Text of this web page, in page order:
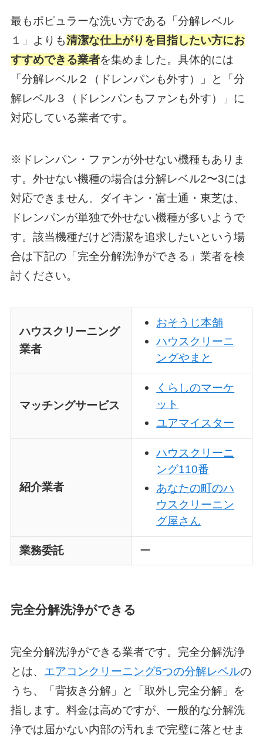
最もポピュラーな洗い方である「分解レベル
１」よりも清潔な仕上がりを目指したい方にお
すすめできる業者を集めました。具体的には
「分解レベル２（ドレンパンも外す）」と「分
解レベル３（ドレンパンもファンも外す）」に
対応している業者です。
※ドレンパン・ファンが外せない機種もありま
す。外せない機種の場合は分解レベル2〜3には
対応できません。ダイキン・富士通・東芝は、
ドレンパンが単独で外せない機種が多いようで
す。該当機種だけど清潔を追求したいという場
合は下記の「完全分解洗浄ができる」業者を検
討ください。
ハウスクリーニング
業者
おそうじ本舗
ハウスクリーニ
ングやまと
マッチングサービス
くらしのマーケ
ット
ユアマイスター
紹介業者
ハウスクリーニ
ング110番
あなたの町のハ
ウスクリーニン
グ屋さん
業務委託 ー
完全分解洗浄ができる
完全分解洗浄ができる業者です。完全分解洗浄
とは、 エアコンクリーニング5つの分解レベルの
うち、「背抜き分解」と「取外し完全分解」を
指します。料金は高めですが、一般的な分解洗
浄では届かない内部の汚れまで完璧に落とせま